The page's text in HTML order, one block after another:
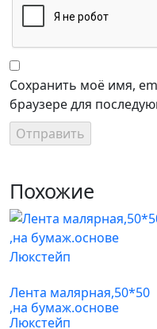
Сохранить моё имя,
браузере для
Похожие
Лента малярная,50*50
,на бумаж.основе
Люкстейп